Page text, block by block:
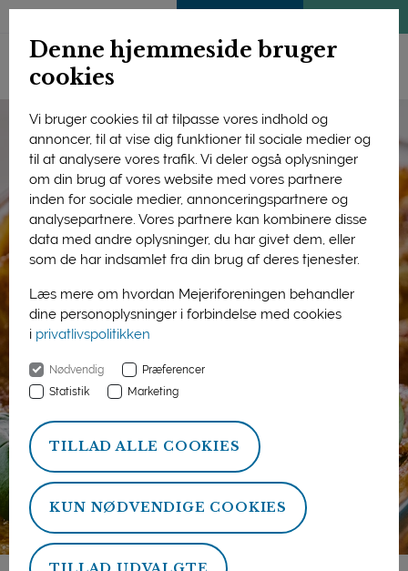
Denne hjemmeside bruger
cookies
Vi bruger cookies til at tilpasse vores indhold og
annoncer, til at vise dig funktioner til sociale medier og
til at analysere vores trafik. Vi deler også oplysninger
om din brug af vores website med vores partnere
inden for sociale medier, annonceringspartnere og
analysepartnere. Vores partnere kan kombinere disse
data med andre oplysninger, du har givet dem, eller
som de har indsamlet fra din brug af deres tjenester.
Læs mere om hvordan Mejeriforeningen behandler
dine personoplysninger i forbindelse med cookies
i privatlivspolitikken
Nødvendig
Præferencer
Statistik
Marketing
TILLAD ALLE COOKIES
KUN NØDVENDIGE COOKIES